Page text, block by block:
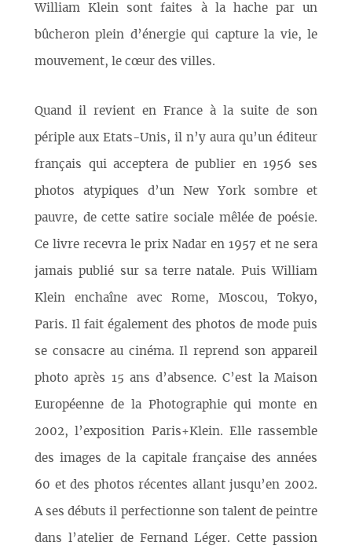
William Klein sont faites à la hache par un
bûcheron plein d’énergie qui capture la vie, le
mouvement, le cœur des villes.
Quand il revient en France à la suite de son
périple aux Etats-Unis, il n’y aura qu’un éditeur
français qui acceptera de publier en 1956 ses
photos atypiques d’un New York sombre et
pauvre, de cette satire sociale mêlée de poésie.
Ce livre recevra le prix Nadar en 1957 et ne sera
jamais publié sur sa terre natale. Puis William
Klein enchaîne avec Rome, Moscou, Tokyo,
Paris. Il fait également des photos de mode puis
se consacre au cinéma. Il reprend son appareil
photo après 15 ans d’absence. C’est la Maison
Européenne de la Photographie qui monte en
2002, l’exposition Paris+Klein. Elle rassemble
des images de la capitale française des années
60 et des photos récentes allant jusqu’en 2002.
A ses débuts il perfectionne son talent de peintre
dans l’atelier de Fernand Léger. Cette passion